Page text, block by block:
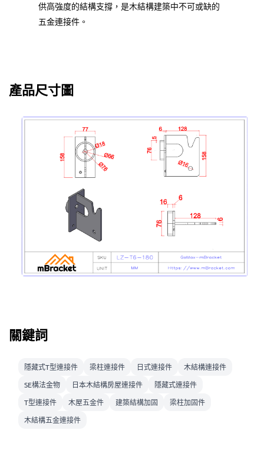
供高強度的結構支撐，是木結構建築中不可或缺的
五金連接件。
產品尺寸圖
關鍵詞
隱藏式T型連接件 梁柱連接件 日式連接件
木結構連接件
SE構法金物
日本木結構房屋連接件
隱藏式連接件
T型連接件
木屋五金件 建築結構加固
梁柱加固件
木結構五金連接件